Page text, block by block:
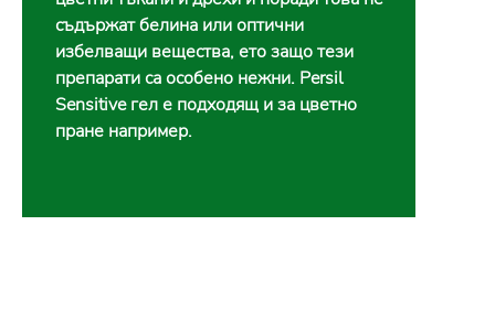
съдържат белина или оптични
избелващи вещества, ето защо тези
препарати са особено нежни. Persil
Sensitive гел е подходящ и за цветно
пране например.